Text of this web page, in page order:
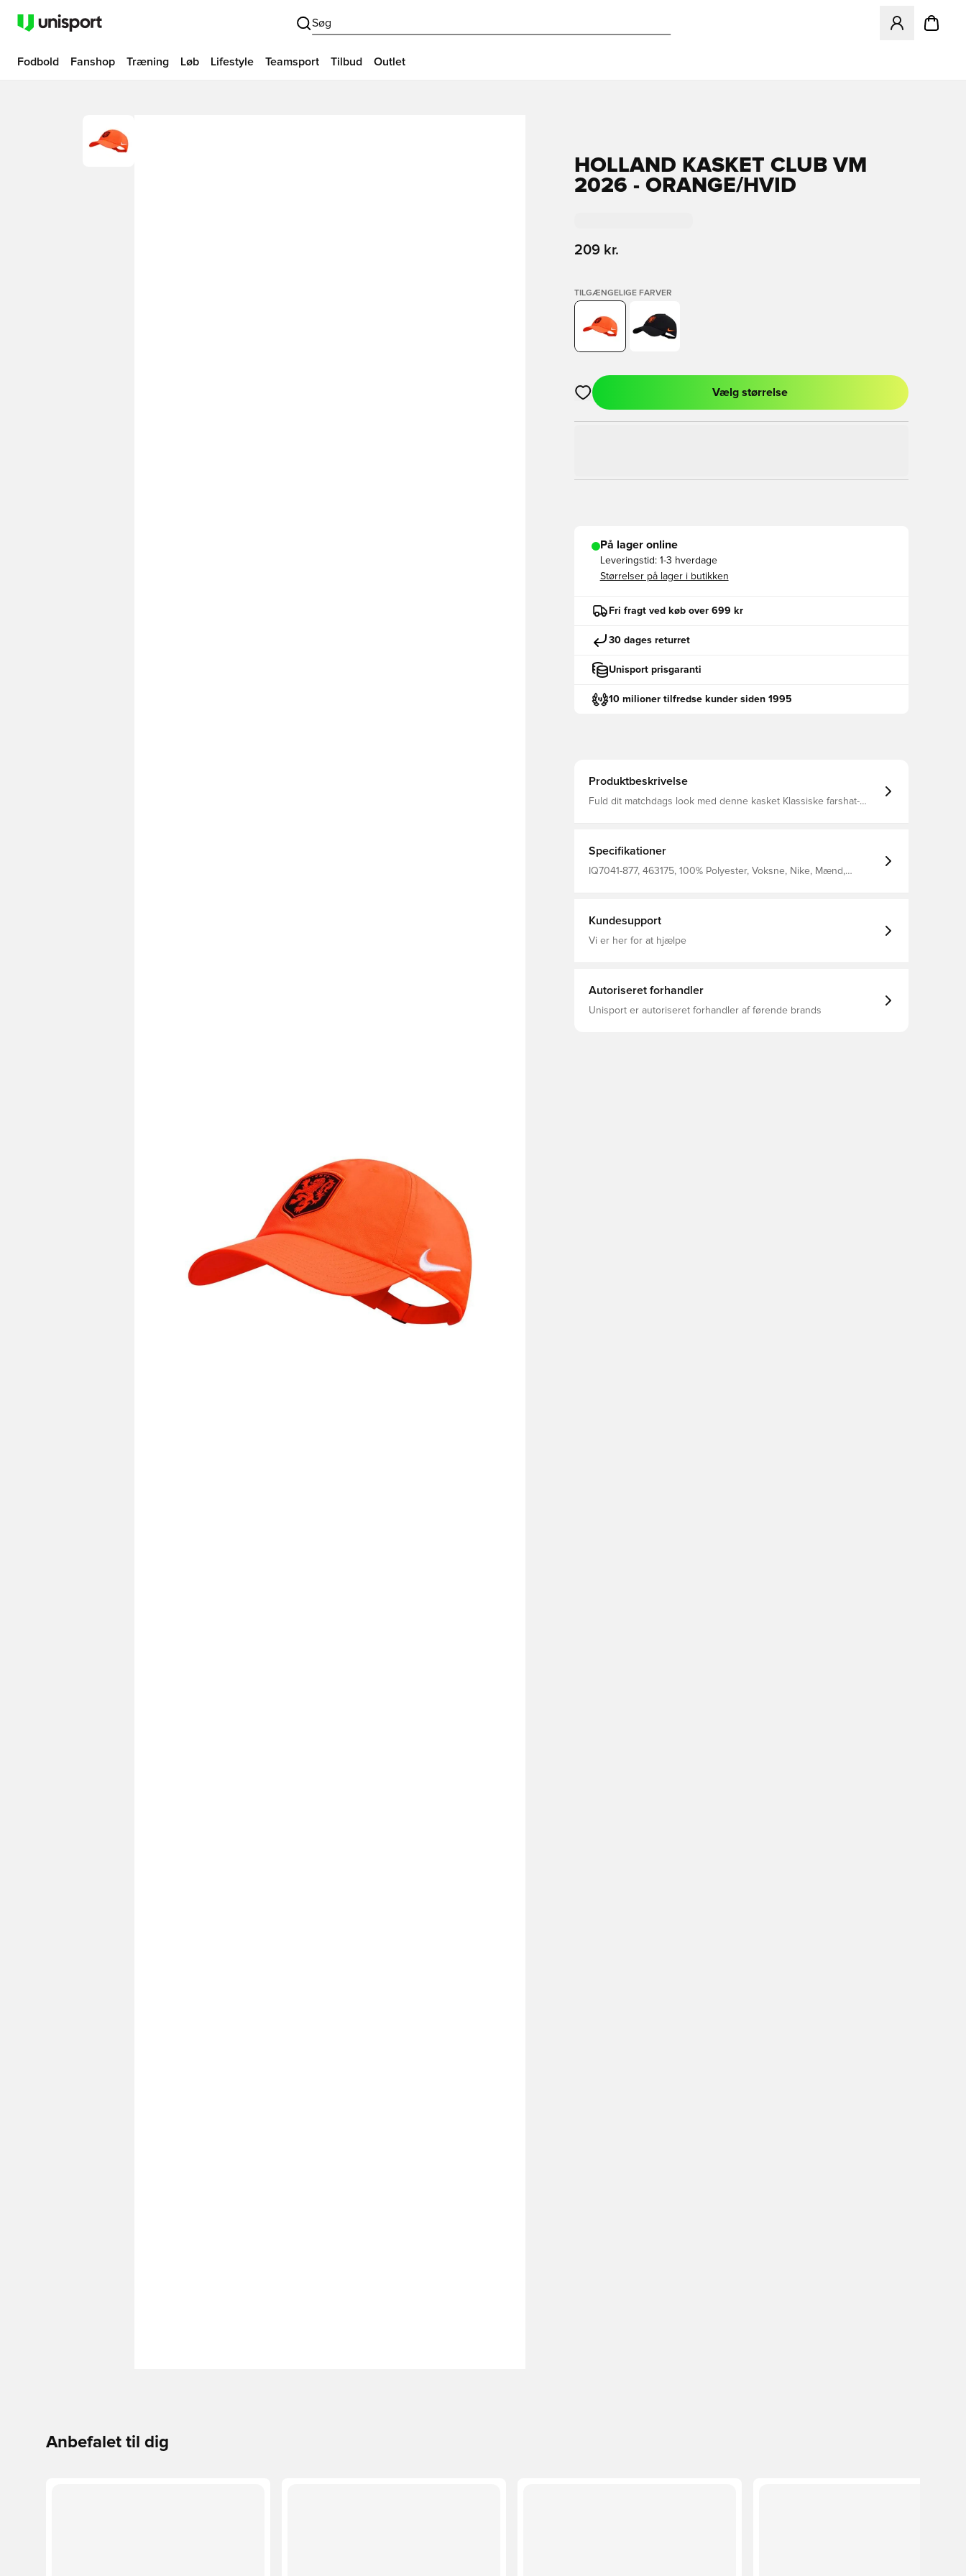
Søg
Åbner en
Fodbold Fanshop Træning Løb Lifestyle Teamsport Tilbud Outlet
HOLLAND KASKET CLUB VM
2026 - ORANGE/HVID
209 kr.
TILGÆNGELIGE FARVER
Åbner en Modal til at logge ind eller tilmelde dig som medlem
Vælg størrelse
På lager online
Leveringstid: 1-3 hverdage
Størrelser på lager i butikken
Fri fragt ved køb over 699 kr
30 dages returret
Unisport prisgaranti
10 milioner tilfredse kunder siden 1995
Produktbeskrivelse
Fuld dit matchdags look med denne kasket Klassiske farshat-
Fremstillet af 100% polyester.
Specifikationer
IQ7041-877, 463175, 100% Polyester, Voksne, Nike, Mænd,
Kundesupport
Vi er her for at hjælpe
Autoriseret forhandler
Unisport er autoriseret forhandler af førende brands
Anbefalet til dig